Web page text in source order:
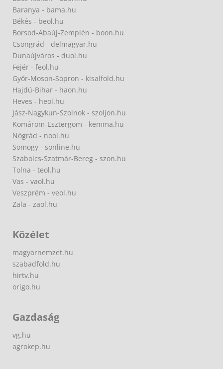
Baranya - bama.hu
Békés - beol.hu
Borsod-Abaúj-Zemplén - boon.hu
Csongrád - delmagyar.hu
Dunaújváros - duol.hu
Fejér - feol.hu
Győr-Moson-Sopron - kisalfold.hu
Hajdú-Bihar - haon.hu
Heves - heol.hu
Jász-Nagykun-Szolnok - szoljon.hu
Komárom-Esztergom - kemma.hu
Nógrád - nool.hu
Somogy - sonline.hu
Szabolcs-Szatmár-Bereg - szon.hu
Tolna - teol.hu
Vas - vaol.hu
Veszprém - veol.hu
Zala - zaol.hu
Közélet
magyarnemzet.hu
szabadfold.hu
hirtv.hu
origo.hu
Gazdaság
vg.hu
agrokep.hu